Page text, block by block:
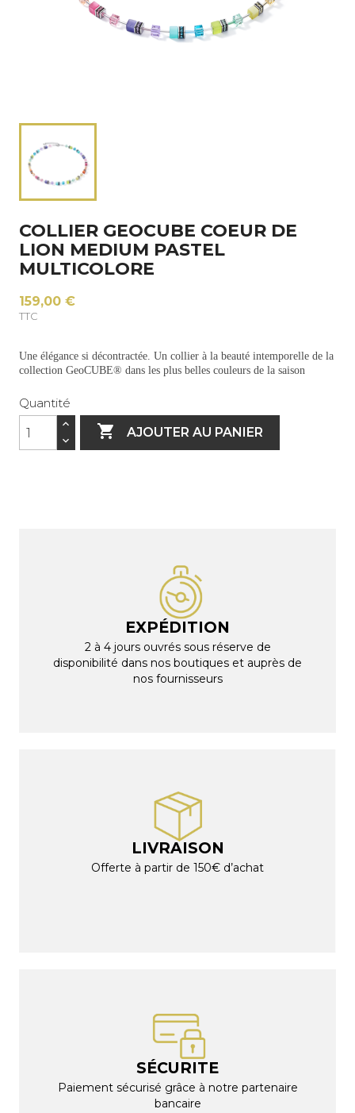
COLLIER GEOCUBE COEUR DE
LION MEDIUM PASTEL
MULTICOLORE
159,00 €
TTC
Une élégance si décontractée. Un collier à la beauté intemporelle de la
collection GeoCUBE® dans les plus belles couleurs de la saison
Quantité
 AJOUTER AU PANIER
EXPÉDITION
2 à 4 jours ouvrés sous réserve de
disponibilité dans nos boutiques et auprès de
nos fournisseurs
LIVRAISON
Offerte à partir de 150€ d’achat
SÉCURITE
Paiement sécurisé grâce à notre partenaire
bancaire